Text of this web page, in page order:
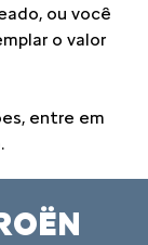
ou você
o valor
entre em